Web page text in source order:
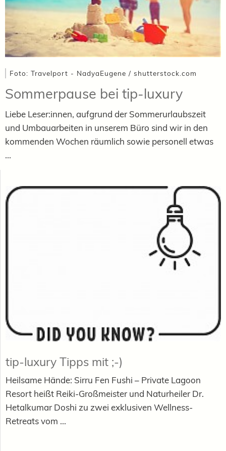
Foto: Travelport - NadyaEugene / shutterstock.com
Sommerpause bei tip-luxury
Liebe Leser:innen, aufgrund der Sommerurlaubszeit
und Umbauarbeiten in unserem Büro sind wir in den
kommenden Wochen räumlich sowie personell etwas
...
tip-luxury Tipps mit ;-)
Heilsame Hände: Sirru Fen Fushi – Private Lagoon
Resort heißt Reiki-Großmeister und Naturheiler Dr.
Hetalkumar Doshi zu zwei exklusiven Wellness-
Retreats vom ...